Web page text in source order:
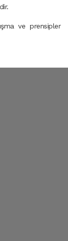
ve prensipler